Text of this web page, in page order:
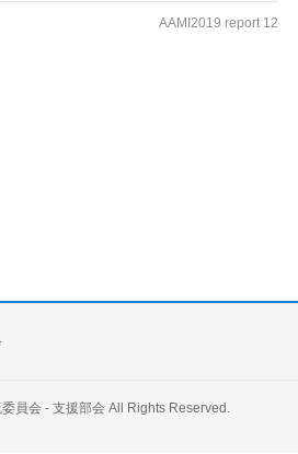
AAMI2019 report 12
員会 ‐ 支援部会All Rights Reserved.